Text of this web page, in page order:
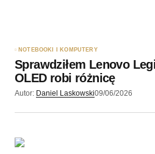
NOTEBOOKI I KOMPUTERY
Sprawdziłem Lenovo
OLED robi różnicę
Autor: Daniel Laskowski09/06/2026